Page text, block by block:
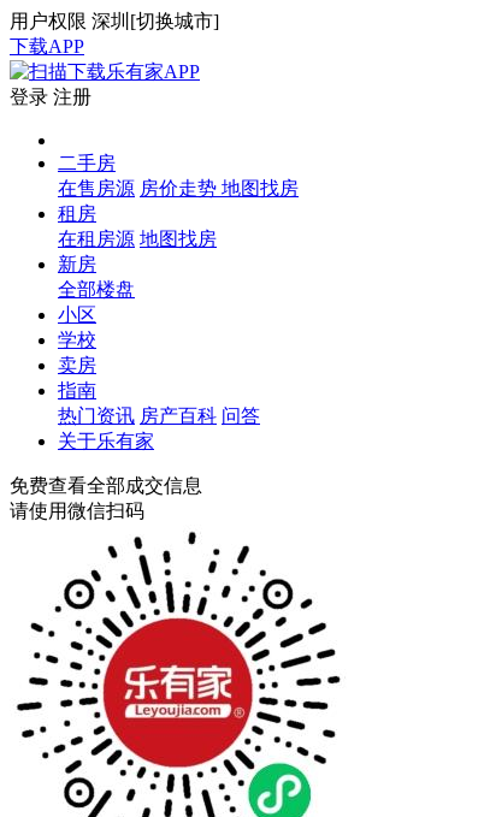
用户权限 深圳[切换城市]
下载APP
登录 注册
二手房
在售房源 房价走势 地图找房
租房
在租房源 地图找房
新房
全部楼盘
小区
学校
卖房
指南
热门资讯 房产百科 问答
关于乐有家
免费查看全部成交信息
请使用微信扫码